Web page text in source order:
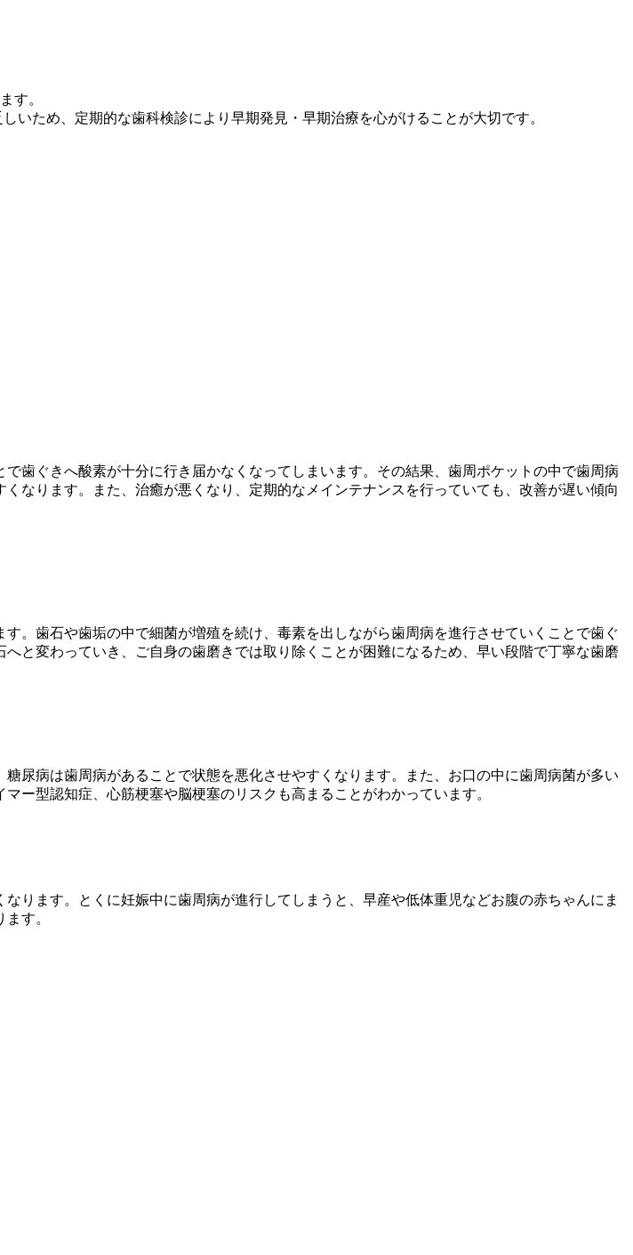
す。
ため、定期的な歯科検診により早期発見・早期治療を心がけることが大切です。
歯ぐきへ酸素が十分に行き届かなくなってしまいます。その結果、歯周ポケットの中で歯周病
なります。また、治癒が悪くなり、定期的なメインテナンスを行っていても、改善が遅い傾向
。歯石や歯垢の中で細菌が増殖を続け、毒素を出しながら歯周病を進行させていくことで歯ぐ
と変わっていき、ご自身の歯磨きでは取り除くことが困難になるため、早い段階で丁寧な歯磨
尿病は歯周病があることで状態を悪化させやすくなります。また、お口の中に歯周病菌が多い
ー型認知症、心筋梗塞や脳梗塞のリスクも高まることがわかっています。
ります。とくに妊娠中に歯周病が進行してしまうと、早産や低体重児などお腹の赤ちゃんにま
す。